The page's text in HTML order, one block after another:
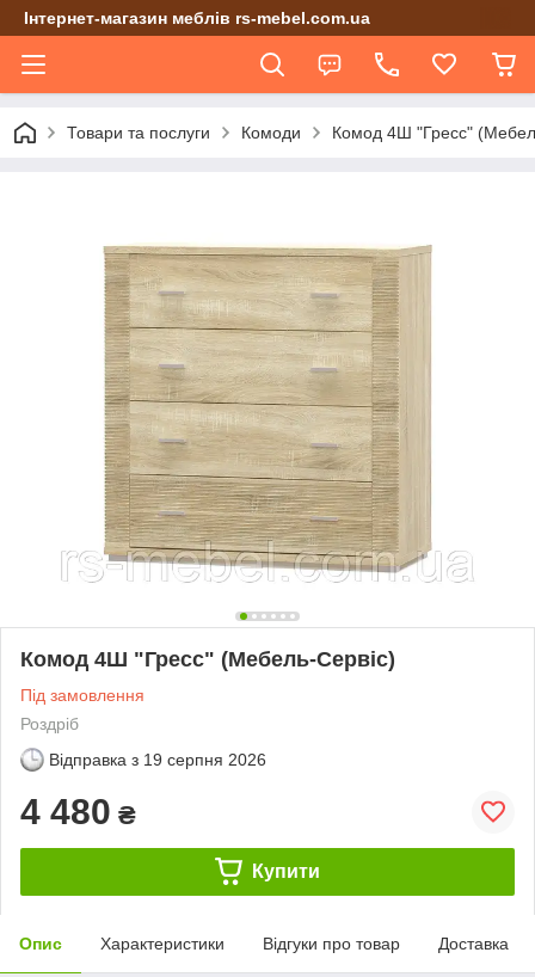
Інтернет-магазин меблів rs-mebel.com.ua
Товари та послуги Комоди Комод 4Ш "Гресс"
Комод 4Ш "Гресс" (Мебель-Сервіс)
Під замовлення
Роздріб
Відправка з 19 серпня 2026
4 480 ₴
Купити
Опис Характеристики Відгуки про товар Доставка